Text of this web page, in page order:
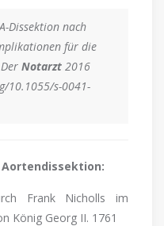
Dissektion nach
für die
Notarzt 2016
10.1055/s-0041-
Frank Nicholls im
König Georg II. 1761